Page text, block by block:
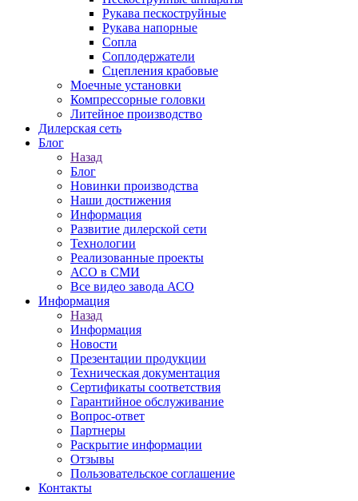
Рукава пескоструйные
Рукава напорные
Сопла
Соплодержатели
Сцепления крабовые
Моечные установки
Компрессорные головки
Литейное производство
Дилерская сеть
Блог
Назад
Блог
Новинки производства
Наши достижения
Информация
Развитие дилерской сети
Технологии
Реализованные проекты
АСО в СМИ
Все видео завода АСО
Информация
Назад
Информация
Новости
Презентации продукции
Техническая документация
Сертификаты соответствия
Гарантийное обслуживание
Вопрос-ответ
Партнеры
Раскрытие информации
Отзывы
Пользовательское соглашение
Контакты